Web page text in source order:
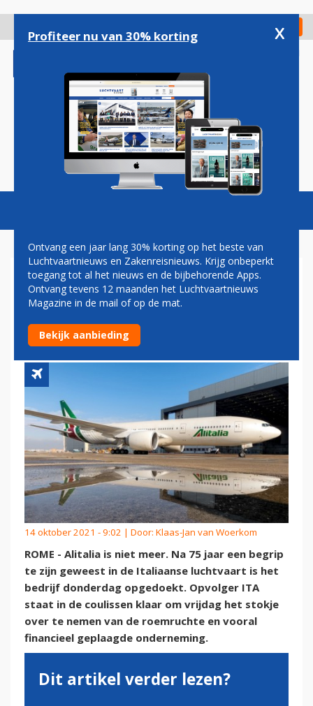
gaan
Check in
Magazine Podcasts Vacatures
ADDIO ALITALIA,
BENVENUTO ITA:
TROONSWISSELING IN ITALIË
14 oktober 2021 - 9:02 | Door: Klaas-Jan van Woerkom
ROME - Alitalia is niet meer. Na 75 jaar een begrip
te zijn geweest in de Italiaanse luchtvaart is het
bedrijf donderdag opgedoekt. Opvolger ITA
staat in de coulissen klaar om vrijdag het stokje
over te nemen van de roemruchte en vooral
financieel geplaagde onderneming.
Dit artikel verder lezen?
Profiteer nu van 30% korting x
Ontvang een jaar lang 30% korting op het beste van
Luchtvaartnieuws en Zakenreisnieuws. Krijg onbeperkt
toegang tot al het nieuws en de bijbehorende Apps.
Ontvang tevens 12 maanden het Luchtvaartnieuws
Magazine in de mail of op de mat.
Bekijk aanbieding